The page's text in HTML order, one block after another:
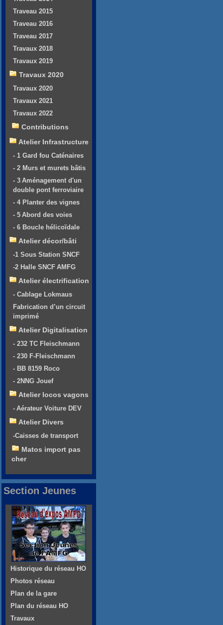
Traveau 2015
Traveau 2016
Traveau 2017
Travaux 2018
Travaux 2019
Travaux 2020
Travaux 2020
Travaux 2021
Travaux 2022
Contributions
Atelier Infrastructure
- 1 Gard fou Caténaires
- 2 Murs et murets bâtis
- 3 Aménagement d'un
double pont ferroviaire
- 4 Planter des vignes
- 5 Abord des voies
- 6 Boucle hélicoïdale
Atelier décor/bâti
-1 Sous Station SNCF
-2 Halle SNCF AMFG
Atelier électrification
- Cablage Lokmaus
Fabrication d’un circuit
imprimé
Atelier Digitalisation
- 232 TC Fleischmann
- 230 F-Fleischmann
- BB 8159 Roco
- 2NNG Jouef
Atelier locos vagons
- Aérateur Voiture DEV
Atelier Divers
-Caisses de transport
Matos import pas
cher
Section Jeunes
Historique du réseau HO
Photos réseau
Plan de la gare
Plan du réseau HO
Travaux